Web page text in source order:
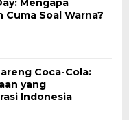
Mengapa
Soal Warna?
Coca-Cola:
yang
Indonesia